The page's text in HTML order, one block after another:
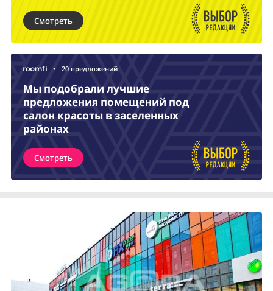
Смотреть
• 20 предложений
Мы подобрали лучшие
предложения помещений под
салон красоты в заселенных
районах
Смотреть